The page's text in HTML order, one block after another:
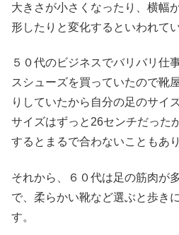
大きさが小さくなったり、横幅
形したりと変化するといわれてい
５０代のビジネスでバリバリ仕
スシューズを買っていたので靴
りしていたから自分の足のサイ
サイズはずっと26センチだった
するとまるで合わないこともあり
それから、６０代は足の筋肉が
で、柔らかい靴など選ぶと歩き
す。